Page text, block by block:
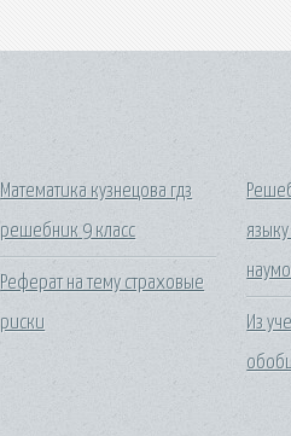
Математика кузнецова гдз
решебник 9 класс
Реферат на тему страховые
риски
Из